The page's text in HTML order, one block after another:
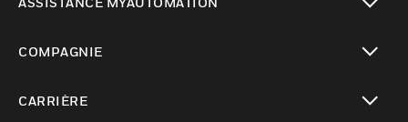
COMPAGNIE
CARRIÈRE